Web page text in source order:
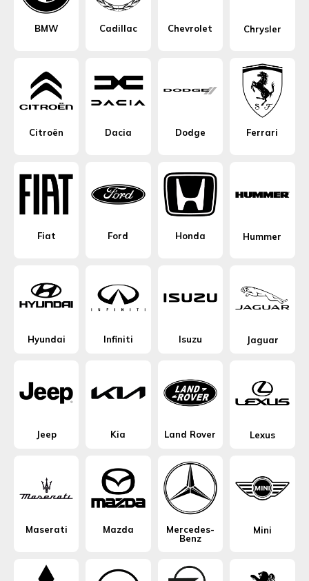
BMW Cadillac Chevrolet Chrysler
Citroën Dacia Dodge Ferrari
Fiat Ford Honda Hummer
Hyundai Infiniti Isuzu Jaguar
Jeep Kia Land Rover Lexus
Maserati Mazda
Mercedes-
Benz
Mini